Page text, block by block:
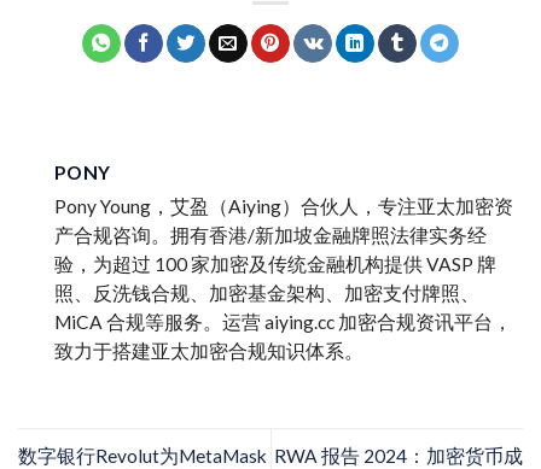
PONY
Pony Young，艾盈（Aiying）合伙人，专注亚太加密资
产合规咨询。拥有香港/新加坡金融牌照法律实务经
验，为超过 100 家加密及传统金融机构提供 VASP 牌
照、反洗钱合规、加密基金架构、加密支付牌照、
MiCA 合规等服务。运营 aiying.cc 加密合规资讯平台，
致力于搭建亚太加密合规知识体系。
数字银行Revolut为MetaMask RWA 报告 2024：加密货币成